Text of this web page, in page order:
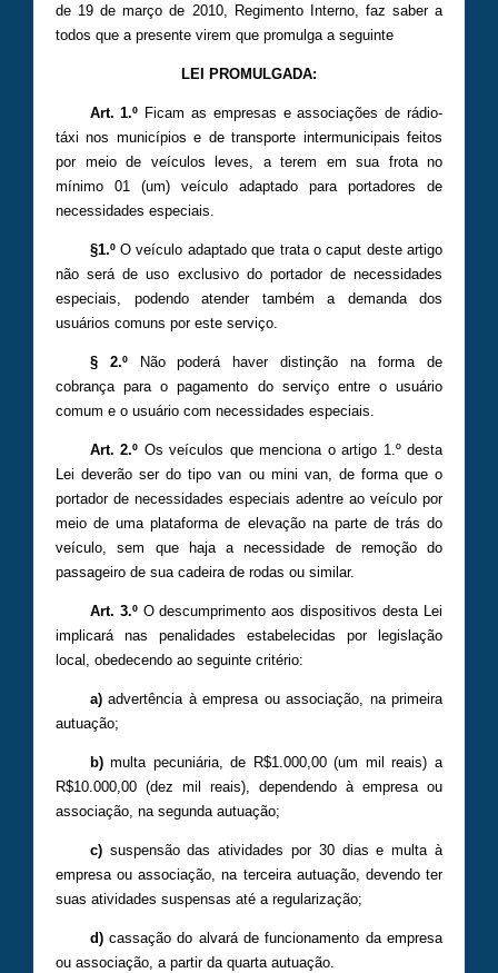
de 19 de março de 2010, Regimento Interno, faz saber a
todos que a presente virem que promulga a seguinte
LEI PROMULGADA:
Art. 1.º Ficam as empresas e associações de rádio-
táxi nos municípios e de transporte intermunicipais feitos
por meio de veículos leves, a terem em sua frota no
mínimo 01 (um) veículo adaptado para portadores de
necessidades especiais.
§1.ºO veículo adaptado que trata o caput deste artigo
não será de uso exclusivo do portador de necessidades
especiais, podendo atender também a demanda dos
usuários comuns por este serviço.
§ 2.ºNão poderá haver distinção na forma de
cobrança para o pagamento do serviço entre o usuário
comum e o usuário com necessidades especiais.
Art. 2.º Os veículos que menciona o artigo 1.º desta
Lei deverão ser do tipo van ou mini van, de forma que o
portador de necessidades especiais adentre ao veículo por
meio de uma plataforma de elevação na parte de trás do
veículo, sem que haja a necessidade de remoção do
passageiro de sua cadeira de rodas ou similar.
Art. 3.ºO descumprimento aos dispositivos desta Lei
implicará nas penalidades estabelecidas por legislação
local, obedecendo ao seguinte critério:
a)advertência à empresa ou associação, na primeira
autuação;
b)multa pecuniária, de R$1.000,00 (um mil reais) a
R$10.000,00 (dez mil reais), dependendo à empresa ou
associação, na segunda autuação;
c)suspensão das atividades por 30 dias e multa à
empresa ou associação, na terceira autuação, devendo ter
suas atividades suspensas até a regularização;
d)cassação do alvará de funcionamento da empresa
ou associação, a partir da quarta autuação.